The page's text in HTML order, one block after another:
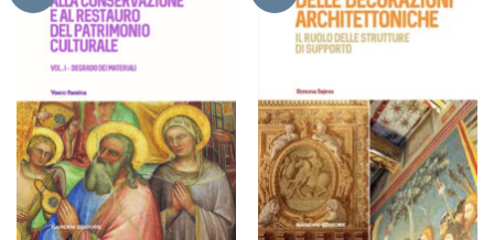
Aggiungi